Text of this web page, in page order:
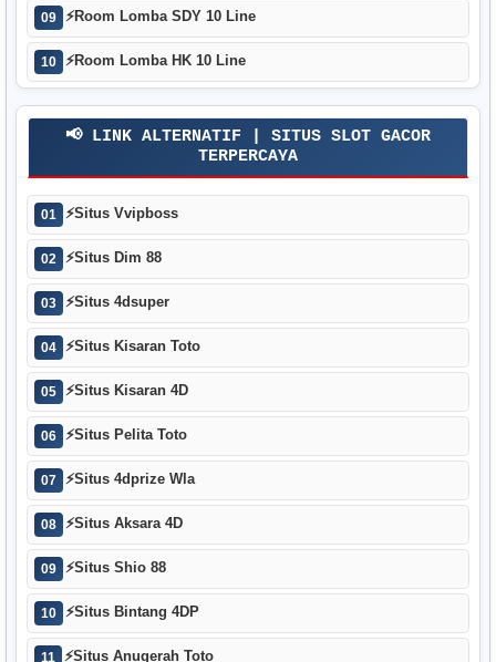
09 ⚡Room Lomba SDY 10 Line
10 ⚡Room Lomba HK 10 Line
📢 LINK ALTERNATIF | SITUS SLOT GACOR
TERPERCAYA
01 ⚡Situs Vvipboss
02 ⚡Situs Dim 88
03 ⚡Situs 4dsuper
04 ⚡Situs Kisaran Toto
05 ⚡Situs Kisaran 4D
06 ⚡Situs Pelita Toto
07 ⚡Situs 4dprize Wla
08 ⚡Situs Aksara 4D
09 ⚡Situs Shio 88
10 ⚡Situs Bintang 4DP
11 ⚡Situs Anugerah Toto